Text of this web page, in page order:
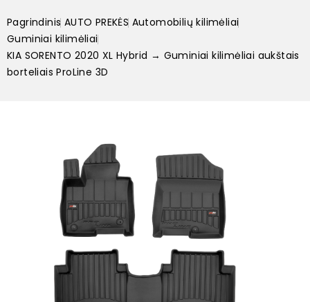
Pagrindinis AUTO PREKĖS Automobilių kilimėliai
Guminiai kilimėliai
KIA SORENTO 2020 XL Hybrid → Guminiai kilimėliai aukštais
borteliais ProLine 3D